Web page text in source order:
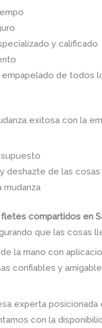
y calificado
de todos
exitosa con la
deshazte de las
mudanza
fletes compartidos en
que las cosas
la mano con
confiables y
experta
con la